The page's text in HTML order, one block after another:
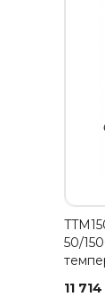
50/
11 714